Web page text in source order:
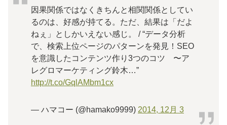
因果関係ではなくきちんと相関関係としてい
るのは、好感が持てる。ただ、結果は「だよ
ねぇ」としかいえない感じ。 / “データ分析
で、検索上位ページのパターンを発見！SEO
を意識したコンテンツ作り3つのコツ 〜ア
レグロマーケティング鈴木…”
http://t.co/GqlAMbm1cx
— ハマコー (@hamako9999) 2014, 12月 3